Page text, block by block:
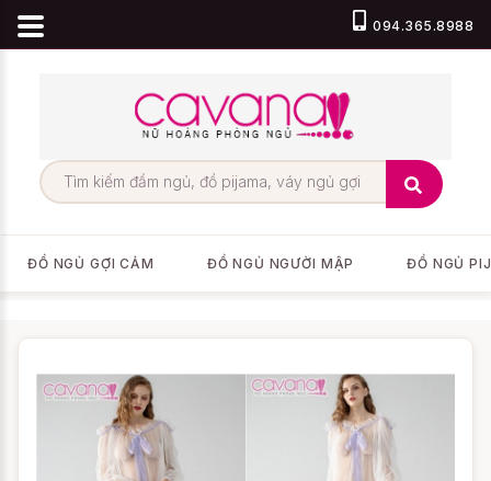
094.365.8988
ĐỒ NGỦ GỢI CẢM ĐỒ NGỦ NGƯỜI MẬP ĐỒ NGỦ